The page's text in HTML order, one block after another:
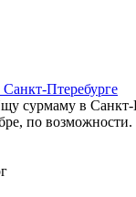
Птеребурге
сурмаму в Санкт-
по